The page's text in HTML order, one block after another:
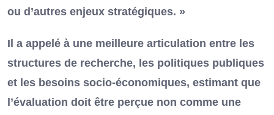
ou d’autres enjeux stratégiques. »
Il a appelé à une meilleure articulation entre les
structures de recherche, les politiques publiques
et les besoins socio-économiques, estimant que
l’évaluation doit être perçue non comme une